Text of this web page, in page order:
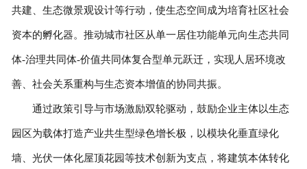
共建、生态微景观设计等行动，使生态空间成为培育社区社会
资本的孵化器。推动城市社区从单一居住功能单元向生态共同
体-治理共同体-价值共同体复合型单元跃迁，实现人居环境改
善、社会关系重构与生态资本增值的协同共振。
通过政策引导与市场激励双轮驱动，鼓励企业主体以生态
园区为载体打造产业共生型绿色增长极，以模块化垂直绿化
墙、光伏一体化屋顶花园等技术创新为支点，将建筑本体转化